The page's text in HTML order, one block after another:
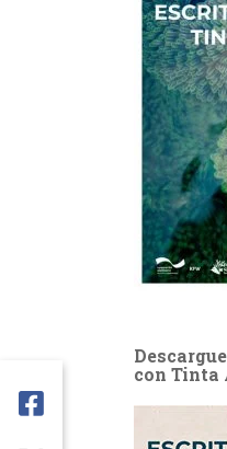
con Tinta